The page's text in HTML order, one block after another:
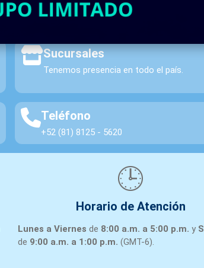
Sucursales
Tenemos presencia en todo el país.
Teléfono
+52 (81) 8125 - 5620
🕒
Horario de Atención
Lunes a Viernes de 8:00 a.m. a 5:00 p.m. y
de 9:00 a.m. a 1:00 p.m. (GMT-6).